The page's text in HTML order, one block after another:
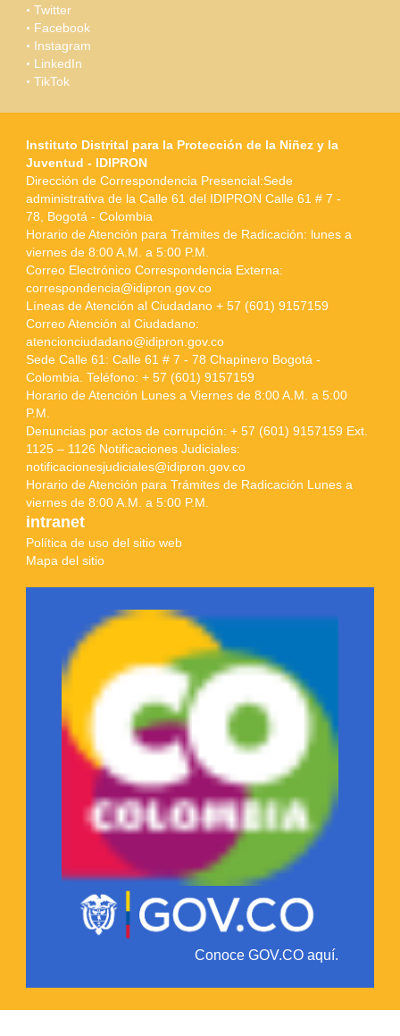
Twitter
Facebook
Instagram
LinkedIn
TikTok
Instituto Distrital para la Protección de la Niñez y la
Juventud - IDIPRON
Dirección de Correspondencia Presencial:Sede
administrativa de la Calle 61 del IDIPRON Calle 61 # 7 -
78, Bogotá - Colombia
Horario de Atención para Trámites de Radicación: lunes a
viernes de 8:00 A.M. a 5:00 P.M.
Correo Electrónico Correspondencia Externa:
correspondencia@idipron.gov.co
Líneas de Atención al Ciudadano + 57 (601) 9157159
Correo Atención al Ciudadano:
atencionciudadano@idipron.gov.co
Sede Calle 61: Calle 61 # 7 - 78 Chapinero Bogotá -
Colombia. Teléfono: + 57 (601) 9157159
Horario de Atención Lunes a Viernes de 8:00 A.M. a 5:00
P.M.
Denuncias por actos de corrupción: + 57 (601) 9157159 Ext.
1125 – 1126 Notificaciones Judiciales:
notificacionesjudiciales@idipron.gov.co
Horario de Atención para Trámites de Radicación Lunes a
viernes de 8:00 A.M. a 5:00 P.M.
intranet
Política de uso del sitio web
Mapa del sitio
Conoce GOV.CO aquí.